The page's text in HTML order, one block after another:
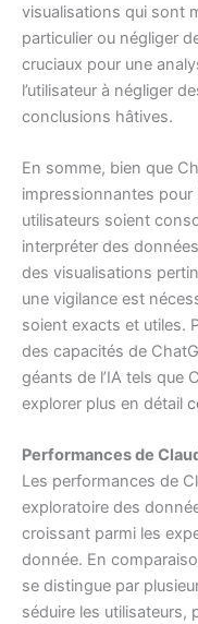
visualisations qui sont
particulier ou négliger
cruciaux pour une
l’utilisateur à négliger
conclusions hâtives.
En somme, bien que
impressionnantes pour
utilisateurs soient
interpréter des
des visualisations
une vigilance est
soient exacts et utiles.
des capacités de
géants de l’IA tels que
explorer plus en détail
Performances de
Les performances de
exploratoire des
croissant parmi les
donnée. En
se distingue par
séduire les utilisateurs,